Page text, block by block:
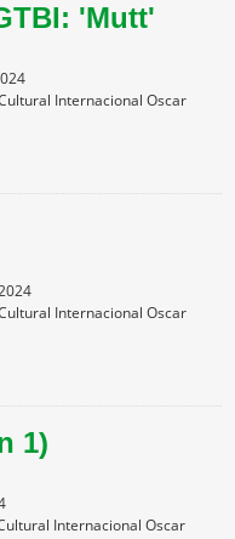
'Mutt'
Internacional Oscar
Internacional Oscar
1)
Internacional Oscar